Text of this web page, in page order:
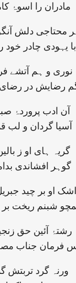
مادران را اسوۂ
محتاجی دلش
با یہودی چادر خود
نوری و ہم آتشے
رضایش در
آن ادب پروردۂ
آسیا گردان و لب
گریہ ہای او ز
گوہر افشاندی
اشک او بر چید
شبنم ریخت
رشتۂ آئین حق
فرمان جناب
ورنہ گرد تربتش